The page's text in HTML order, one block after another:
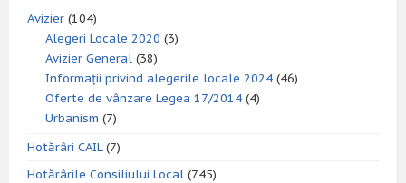
Avizier (104)
Alegeri Locale 2020 (3)
Avizier General (38)
Informații privind alegerile locale 2024 (46)
Oferte de vânzare Legea 17/2014 (4)
Urbanism (7)
Hotărâri CAIL(7)
Hotărârile Consiliului Local (745)